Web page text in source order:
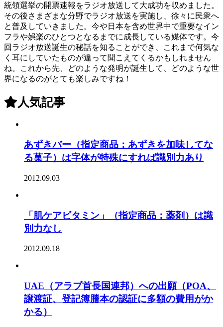
統領選挙の開票速報をラジオ放送して大成功を収めました。
その後さまざまな分野でラジオ放送を実施し、徐々に民衆へ
と普及していきました。今や日本を含め世界中で重要なイン
フラや娯楽のひとつとなるまでに成長している媒体です。今
回ラジオ放送誕生の秘話を知ることができ、これまで何気な
く耳にしていたものが違って聞こえてくるかもしれません
ね。これから先、どのような発明が誕生して、どのような世
界になるのがとても楽しみですね！
人気記事
あずきバー（指定商品：あずきを加味してな
る菓子）は字体が特殊にすれば識別力あり
2012.09.03
「肌ケアビタミン」（指定商品：薬剤）は識
別力なし
2012.09.18
UAE（アラブ首長国連邦）への出願（POA、
譲渡証、登記簿謄本の認証に多額の費用がか
かる）